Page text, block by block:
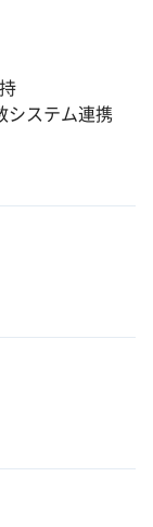
システム連携